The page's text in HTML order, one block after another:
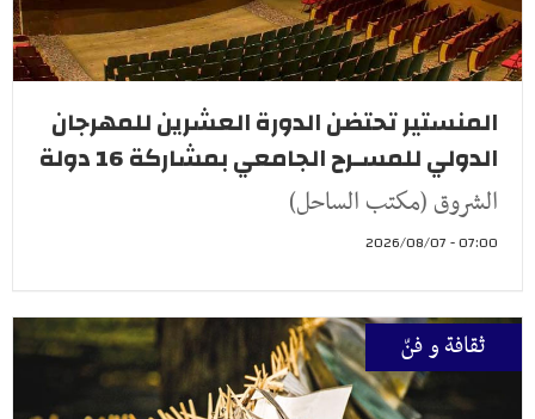
المنستير تحتضن الدورة العشرين للمهرجان
الدولي للمسـرح الجامعي بمشاركة 16 دولة
الشروق (مكتب الساحل)
07:00 - 2026/08/07
ثقافة و فنّ